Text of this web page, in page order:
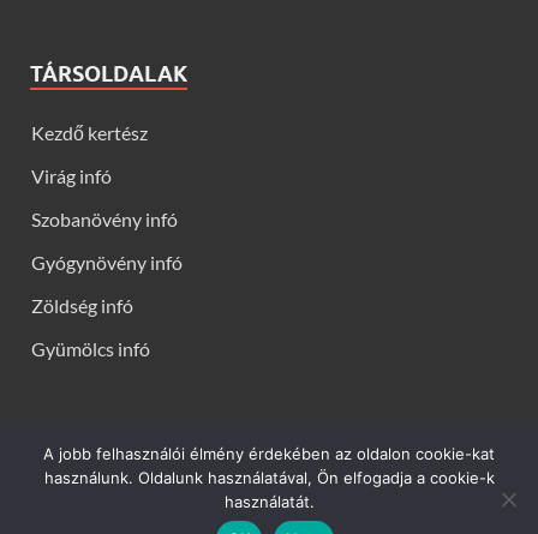
TÁRSOLDALAK
Kezdő kertész
Virág infó
Szobanövény infó
Gyógynövény infó
Zöldség infó
Gyümölcs infó
Kerti virágok - Virág infók: Virág, virágok, évelők, örökzöldek,
talajtakarók, balkon növények, szobanövények termesztése,
gondozása, ültetése, szaporítása
A jobb felhasználói élmény érdekében az oldalon cookie-kat
használunk. Oldalunk használatával, Ön elfogadja a cookie-k
használatát.